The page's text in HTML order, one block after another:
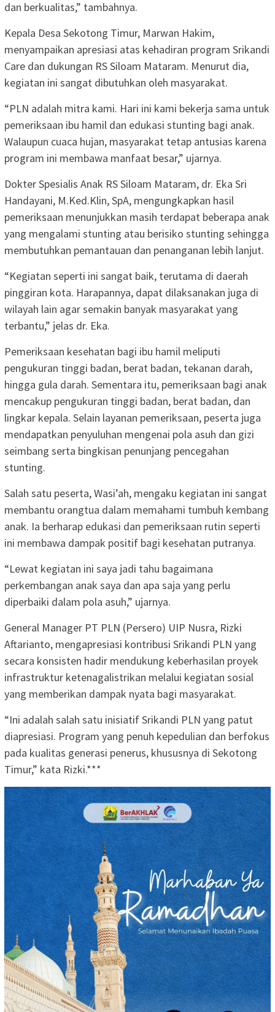
dan berkualitas,” tambahnya.
Kepala Desa Sekotong Timur, Marwan Hakim,
menyampaikan apresiasi atas kehadiran program Srikandi
Care dan dukungan RS Siloam Mataram. Menurut dia,
kegiatan ini sangat dibutuhkan oleh masyarakat.
“PLN adalah mitra kami. Hari ini kami bekerja sama untuk
pemeriksaan ibu hamil dan edukasi stunting bagi anak.
Walaupun cuaca hujan, masyarakat tetap antusias karena
program ini membawa manfaat besar,” ujarnya.
Dokter Spesialis Anak RS Siloam Mataram, dr. Eka Sri
Handayani, M.Ked.Klin, SpA, mengungkapkan hasil
pemeriksaan menunjukkan masih terdapat beberapa anak
yang mengalami stunting atau berisiko stunting sehingga
membutuhkan pemantauan dan penanganan lebih lanjut.
“Kegiatan seperti ini sangat baik, terutama di daerah
pinggiran kota. Harapannya, dapat dilaksanakan juga di
wilayah lain agar semakin banyak masyarakat yang
terbantu,” jelas dr. Eka.
Pemeriksaan kesehatan bagi ibu hamil meliputi
pengukuran tinggi badan, berat badan, tekanan darah,
hingga gula darah. Sementara itu, pemeriksaan bagi anak
mencakup pengukuran tinggi badan, berat badan, dan
lingkar kepala. Selain layanan pemeriksaan, peserta juga
mendapatkan penyuluhan mengenai pola asuh dan gizi
seimbang serta bingkisan penunjang pencegahan
stunting.
Salah satu peserta, Wasi’ah, mengaku kegiatan ini sangat
membantu orangtua dalam memahami tumbuh kembang
anak. Ia berharap edukasi dan pemeriksaan rutin seperti
ini membawa dampak positif bagi kesehatan putranya.
“Lewat kegiatan ini saya jadi tahu bagaimana
perkembangan anak saya dan apa saja yang perlu
diperbaiki dalam pola asuh,” ujarnya.
General Manager PT PLN (Persero) UIP Nusra, Rizki
Aftarianto, mengapresiasi kontribusi Srikandi PLN yang
secara konsisten hadir mendukung keberhasilan proyek
infrastruktur ketenagalistrikan melalui kegiatan sosial
yang memberikan dampak nyata bagi masyarakat.
“Ini adalah salah satu inisiatif Srikandi PLN yang patut
diapresiasi. Program yang penuh kepedulian dan berfokus
pada kualitas generasi penerus, khususnya di Sekotong
Timur,” kata Rizki.***